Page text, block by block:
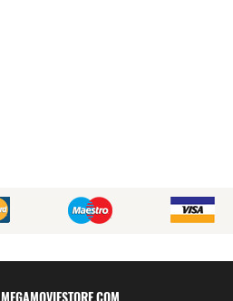
MEGAMOVIESTORE.COM